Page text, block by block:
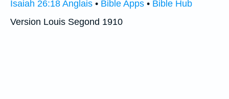
Isaiah 26:18 Anglais • Bible Apps • Bible Hub
Version Louis Segond 1910